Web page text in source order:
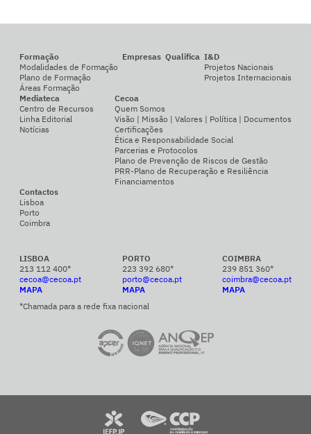
Formação
Modalidades de Formação
Plano de Formação
Áreas Formação
Empresas Qualifica I&D
Projetos Nacionais
Projetos Internacionais
Mediateca
Centro de Recursos
Linha Editorial
Notícias
Cecoa
Quem Somos
Visão | Missão | Valores | Política | Documentos
Certificações
Ética e Responsabilidade Social
Parcerias e Protocolos
Plano de Prevenção de Riscos de Gestão
PRR-Plano de Recuperação e Resiliência
Financiamentos
Contactos
Lisboa
Porto
Coimbra
LISBOA
213 112 400*
cecoa@cecoa.pt
MAPA
PORTO
223 392 680*
porto@cecoa.pt
MAPA
COIMBRA
239 851 360*
coimbra@cecoa.pt
MAPA
*Chamada para a rede fixa nacional